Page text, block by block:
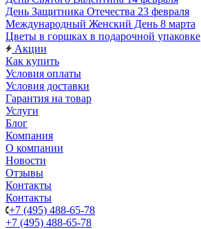
День Защитника Отечества 23 февраля
Международный Женский День 8 марта
Цветы в горшках в подарочной упаковке
Акции
Как купить
Условия оплаты
Условия доставки
Гарантия на товар
Услуги
Блог
Компания
О компании
Новости
Отзывы
Контакты
Контакты
+7 (495) 488-65-78
+7 (495) 488-65-78